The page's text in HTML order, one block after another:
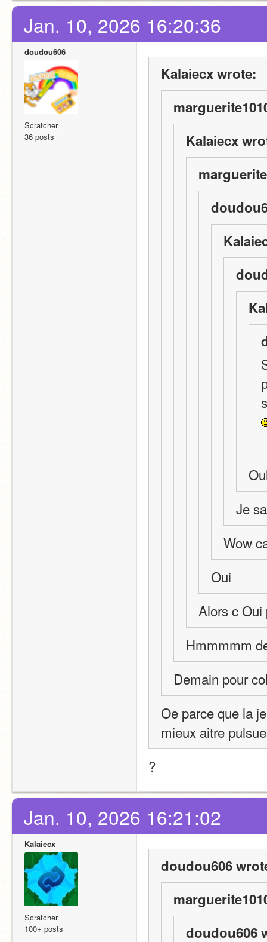
Jan. 10, 2026 16:20:36
doudou606
Scratcher
36 posts
Kalaiecx wrote:
Kalaiecx
Je
Wow
Oui
Alors c Oui
Hmmmmm
Demain pour
Oe parce que la
mieux aitre
?
Jan. 10, 2026 16:21:02
Kalaiecx
Scratcher
100+ posts
doudou606
doudou606